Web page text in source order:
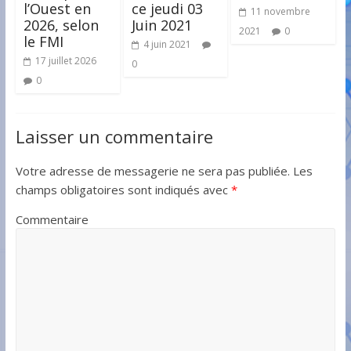
l’Ouest en
2026, selon
le FMI
17 juillet 2026
0
ce jeudi 03
Juin 2021
4 juin 2021
0
11 novembre
2021
0
Laisser un commentaire
Votre adresse de messagerie ne sera pas publiée. Les
champs obligatoires sont indiqués avec *
Commentaire